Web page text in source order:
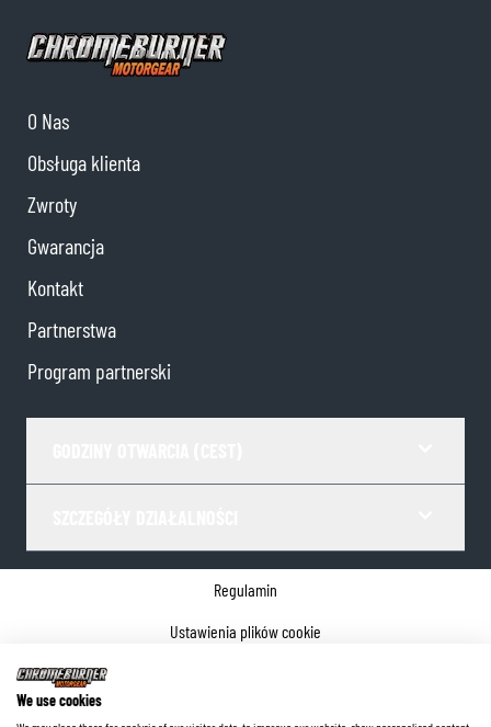
O Nas
Obsługa klienta
Zwroty
Gwarancja
Kontakt
Partnerstwa
Program partnerski
Regulamin
Ustawienia plików cookie
We use cookies